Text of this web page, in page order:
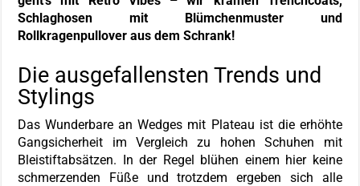
Schlaghosen mit Blümchenmuster und
Rollkragenpullover aus dem Schrank!
Die ausgefallensten Trends und
Stylings
Das Wunderbare an Wedges mit Plateau ist die erhöhte
Gangsicherheit im Vergleich zu hohen Schuhen mit
Bleistiftabsätzen. In der Regel blühen einem hier keine
schmerzenden Füße und trotzdem ergeben sich alle